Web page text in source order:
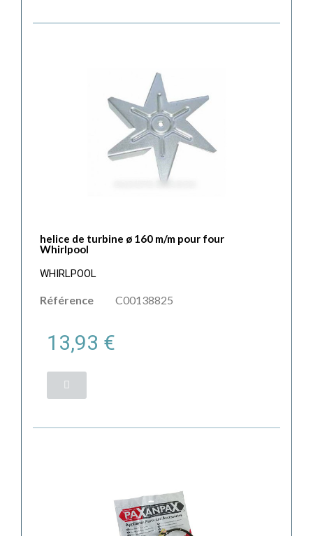
helice de turbine ø 160 m/m pour four
Whirlpool
WHIRLPOOL
Référence C00138825
13,93 €